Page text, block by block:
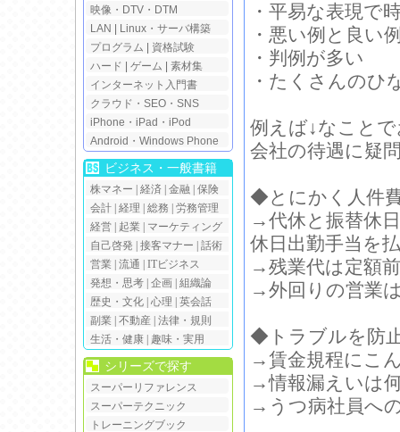
映像・DTV・DTM
LAN
Linux・サーバ構築
プログラム
資格試験
ハード
ゲーム
素材集
インターネット入門書
クラウド・SEO・SNS
iPhone・iPad・iPod
Android・Windows Phone
ビジネス・一般書籍
株マネー 経済 金融
保険
会計 経理 総務
労務管理
経営
起業
マーケティング
自己啓発
接客マナー
話術
営業 流通
ITビジネス
発想・思考 企画 組織論
歴史・文化 心理
英会話
副業 不動産 法律・規則
生活・健康
趣味・実用
シリーズで探す
スーパーリファレンス
スーパーテクニック
トレーニングブック
・平易な表現で
・悪い例と良い
・判例が多い
・たくさんのひ
例えば↓なこと
会社の待遇に疑
◆とにかく人件
→代休と振替休
休日出勤手当を
→残業代は定額
→外回りの営業
◆トラブルを防
→賃金規程にこ
→情報漏えいは
→うつ病社員へ